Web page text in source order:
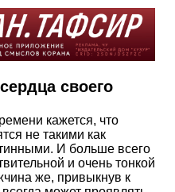
своего
кажется, что
не такими как
И больше всего
и очень тонкой
же, привыкнув к